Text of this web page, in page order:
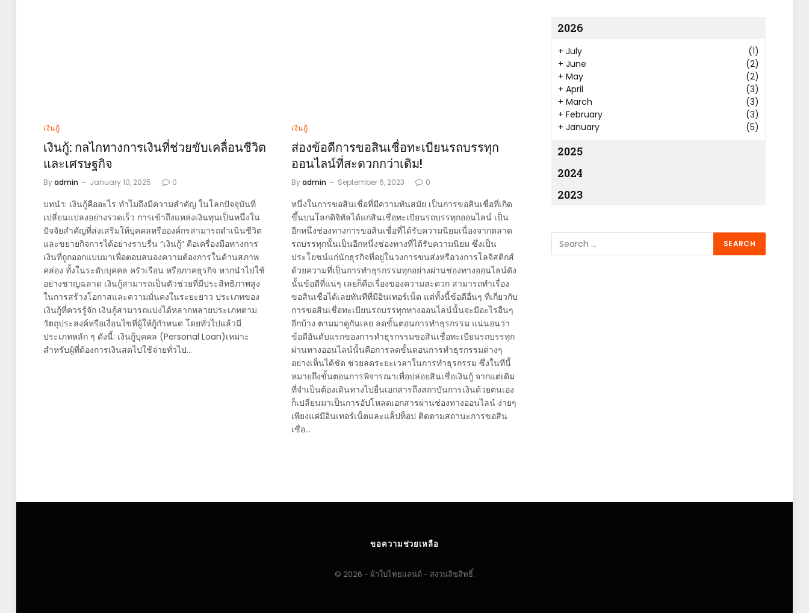
เงินกู้
เงินกู้: กลไกทางการเงินที่ช่วยขับเคลื่อนชีวิต
และเศรษฐกิจ
Byadmin January 10, 2025 0
บทนำ: เงินกู้คืออะไร ทำไมถึงมีความสำคัญ ในโลกปัจจุบันที่
เปลี่ยนแปลงอย่างรวดเร็ว การเข้าถึงแหล่งเงินทุนเป็นหนึ่งใน
ปัจจัยสำคัญที่ส่งเสริมให้บุคคลหรือองค์กรสามารถดำเนินชีวิต
และขยายกิจการได้อย่างราบรื่น “เงินกู้” คือเครื่องมือทางการ
เงินที่ถูกออกแบบมาเพื่อตอบสนองความต้องการในด้านสภาพ
คล่อง ทั้งในระดับบุคคล ครัวเรือน หรือภาคธุรกิจ หากนำไปใช้
อย่างชาญฉลาด เงินกู้สามารถเป็นตัวช่วยที่มีประสิทธิภาพสูง
ในการสร้างโอกาสและความมั่นคงในระยะยาว ประเภทของ
เงินกู้ที่ควรรู้จัก เงินกู้สามารถแบ่งได้หลากหลายประเภทตาม
วัตถุประสงค์หรือเงื่อนไขที่ผู้ให้กู้กำหนด โดยทั่วไปแล้วมี
ประเภทหลัก ๆ ดังนี้: เงินกู้บุคคล (Personal Loan)เหมาะ
สำหรับผู้ที่ต้องการเงินสดไปใช้จ่ายทั่วไป…
เงินกู้
ส่องข้อดีการขอสินเชื่อทะเบียนรถบรรทุก
ออนไลน์ที่สะดวกกว่าเดิม!
Byadmin September 6, 2023 0
หนึ่งในการขอสินเชื่อที่มีความทันสมัย เป็นการขอสินเชื่อที่เกิด
ขึ้นบนโลกดิจิทัลได้แก่สินเชื่อทะเบียนรถบรรทุกออนไลน์ เป็น
อีกหนึ่งช่องทางการขอสินเชื่อที่ได้รับความนิยมเนื่องจากตลาด
รถบรรทุกนั้นเป็นอีกหนึ่งช่องทางที่ได้รับความนิยม ซึ่งเป็น
ประโยชน์แก่นักธุรกิจที่อยู่ในวงการขนส่งหรือวงการโลจิสติกส์
ด้วยความที่เป็นการทำธุรกรรมทุกอย่างผ่านช่องทางออนไลน์ดัง
นั้นข้อดีที่แน่ๆ เลยก็คือเรื่องของความสะดวก สามารถทำเรื่อง
ขอสินเชื่อได้เลยทันทีที่มีอินเทอร์เน็ต แต่ทั้งนี้ข้อดีอื่นๆ ที่เกี่ยวกับ
การขอสินเชื่อทะเบียนรถบรรทุกทางออนไลน์นั้นจะมีอะไรอื่นๆ
อีกบ้าง ตามมาดูกันเลย ลดขั้นตอนการทำธุรกรรม แน่นอนว่า
ข้อดีอันดับแรกของการทำธุรกรรมขอสินเชื่อทะเบียนรถบรรทุก
ผ่านทางออนไลน์นั้นคือการลดขั้นตอนการทำธุรกรรมต่างๆ
อย่างเห็นได้ชัด ช่วยลดระยะเวลาในการทำธุรกรรม ซึ่งในที่นี้
หมายถึงขั้นตอนการพิจารณาเพื่อปล่อยสินเชื่อเงินกู้ จากแต่เดิม
ที่จำเป็นต้องเดินทางไปยื่นเอกสารถึงสถาบันการเงินด้วยตนเอง
ก็เปลี่ยนมาเป็นการอัปโหลดเอกสารผ่านช่องทางออนไลน์ ง่ายๆ
เพียงแค่มีอินเทอร์เน็ตและแล็ปท็อป ติดตามสถานะการขอสิน
เชื่อ…
2026
+ July
(1)
+ June
(2)
+ May
(2)
+ April
(3)
+ March
(3)
+ February
(3)
+ January (5)
2025
2024
2023
ขอความช่วยเหลือ
© 2026 - ผ้าใบไทยแลนด์ - สงวนลิขสิทธิ์.